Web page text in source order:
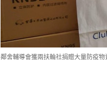
鄰舍輔導會獲兩扶輪社捐贈大量防疫